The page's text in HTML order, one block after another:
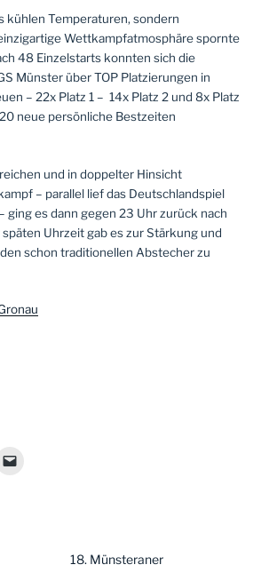
kühlen Temperaturen, sondern
Wettkampfatmosphäre spornte
48 Einzelstarts konnten sich die
Münster über TOP Platzierungen in
– 22x Platz 1 – 14x Platz 2 und 8x Platz
neue persönliche Bestzeiten
und in doppelter Hinsicht
– parallel lief das Deutschlandspiel
ging es dann gegen 23 Uhr zurück nach
Uhrzeit gab es zur Stärkung und
schon traditionellen Abstecher zu
18. Münsteraner